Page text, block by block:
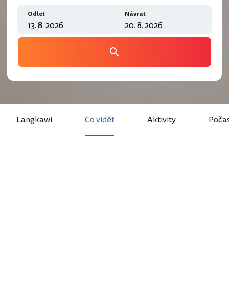
Odlet Návrat
Langkawi Co vidět Aktivity